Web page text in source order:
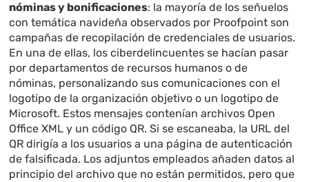
nóminas y bonificaciones: la mayoría de los señuelos
con temática navideña observados por Proofpoint son
campañas de recopilación de credenciales de usuarios.
En una de ellas, los ciberdelincuentes se hacían pasar
por departamentos de recursos humanos o de
nóminas, personalizando sus comunicaciones con el
logotipo de la organización objetivo o un logotipo de
Microsoft. Estos mensajes contenían archivos Open
Office XML y un código QR. Si se escaneaba, la URL del
QR dirigía a los usuarios a una página de autenticación
de falsificada. Los adjuntos empleados añaden datos al
principio del archivo que no están permitidos, pero que